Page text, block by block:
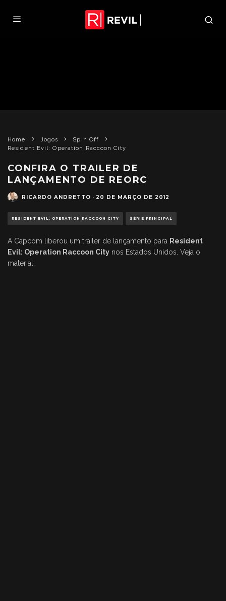
Home Jogos
Spin Off
Resident Evil: Operation Raccoon City
CONFIRA O TRAILER DE
LANÇAMENTO DE REORC
RICARDO ANDRETTO · 20 DE MARÇO DE 2012
RESIDENT EVIL: OPERATION RACCOON CITY SÉRIE PRINCIPAL
A Capcom liberou um trailer de lançamento para Resident
Evil: Operation Raccoon City nos Estados Unidos. Veja o
material: